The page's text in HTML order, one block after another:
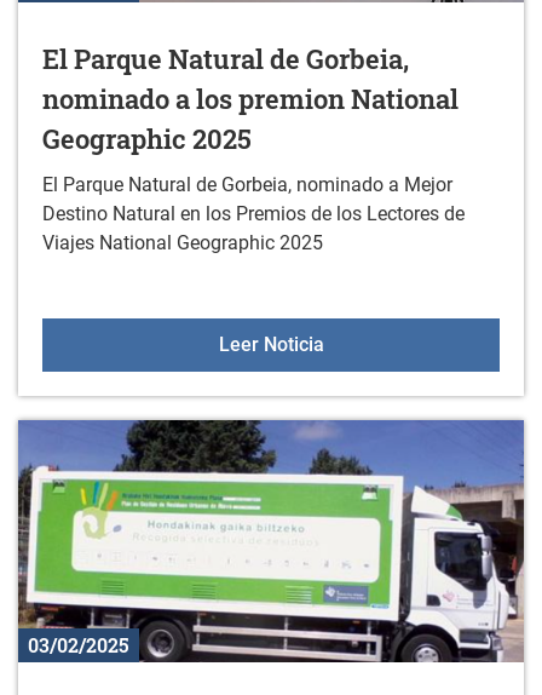
El Parque Natural de Gorbeia,
nominado a los premion National
Geographic 2025
El Parque Natural de Gorbeia, nominado a Mejor
Destino Natural en los Premios de los Lectores de
Viajes National Geographic 2025
Leer NoticiaEl Parque Natural de
03/02/2025